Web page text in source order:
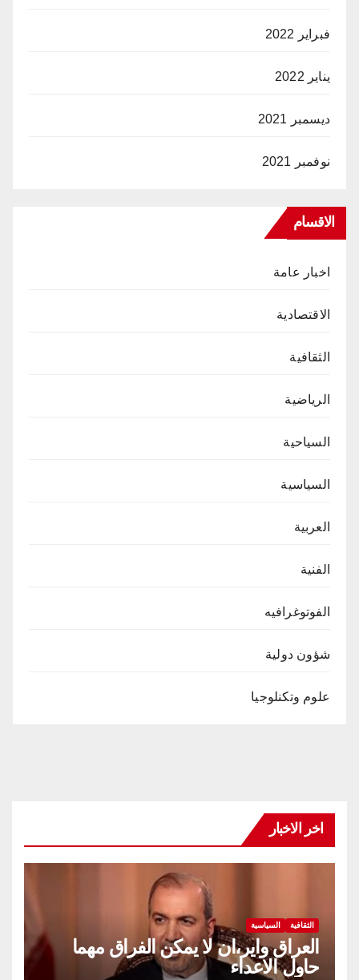
فبراير 2022
يناير 2022
ديسمبر 2021
نوفمبر 2021
الاقسام
اخبار عامة
الاقتصادية
الثقافية
الرياضية
السياحية
السياسية
العربية
الفنية
الفوتوغرافيه
شؤون دولية
علوم وتكنلوجيا
اخر الاخبار
الثقافية السياسية
العراق واير،ان لا يمكن الفراق مهما
حاول الاعداء